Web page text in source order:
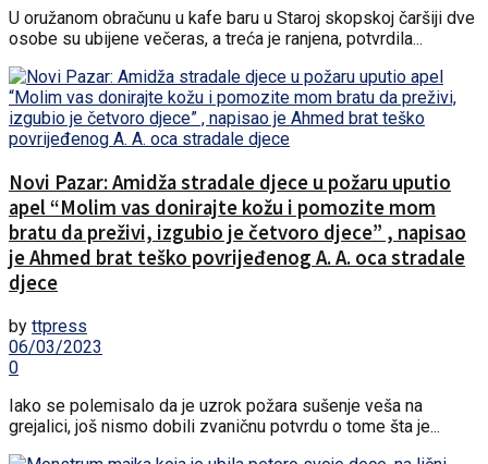
U oružanom obračunu u kafe baru u Staroj skopskoj čaršiji dve
osobe su ubijene večeras, a treća je ranjena, potvrdila...
Novi Pazar: Amidža stradale djece u požaru uputio
apel “Molim vas donirajte kožu i pomozite mom
bratu da preživi, izgubio je četvoro djece” , napisao
je Ahmed brat teško povrijeđenog A. A. oca stradale
djece
by ttpress
06/03/2023
0
Iako se polemisalo da je uzrok požara sušenje veša na
grejalici, još nismo dobili zvaničnu potvrdu o tome šta je...